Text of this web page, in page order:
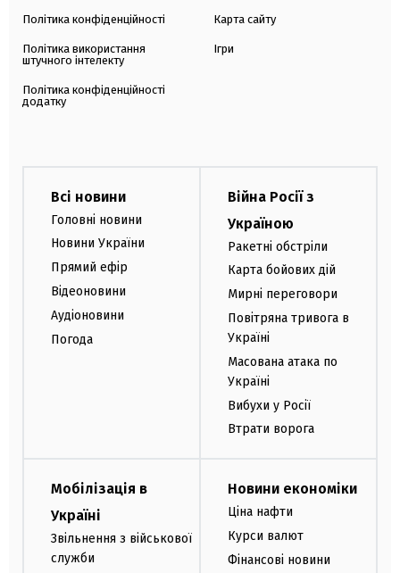
Політика конфіденційності
Політика використання
штучного інтелекту
Політика конфіденційності
додатку
Карта сайту
Ігри
Всі новини
Головні новини
Новини України
Прямий ефір
Відеоновини
Аудіоновини
Погода
Війна Росії з
Україною
Ракетні обстріли
Карта бойових дій
Мирні переговори
Повітряна тривога в
Україні
Масована атака по
Україні
Вибухи у Росії
Втрати ворога
Мобілізація в
Україні
Звільнення з військової
служби
Новини економіки
Ціна нафти
Курси валют
Фінансові новини